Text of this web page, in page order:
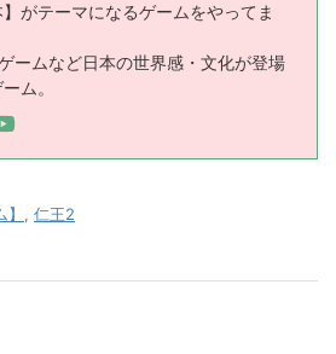
】がテーマになるゲームをやってま
ームなど日本の世界感・文化が登場
ム。
仁王2